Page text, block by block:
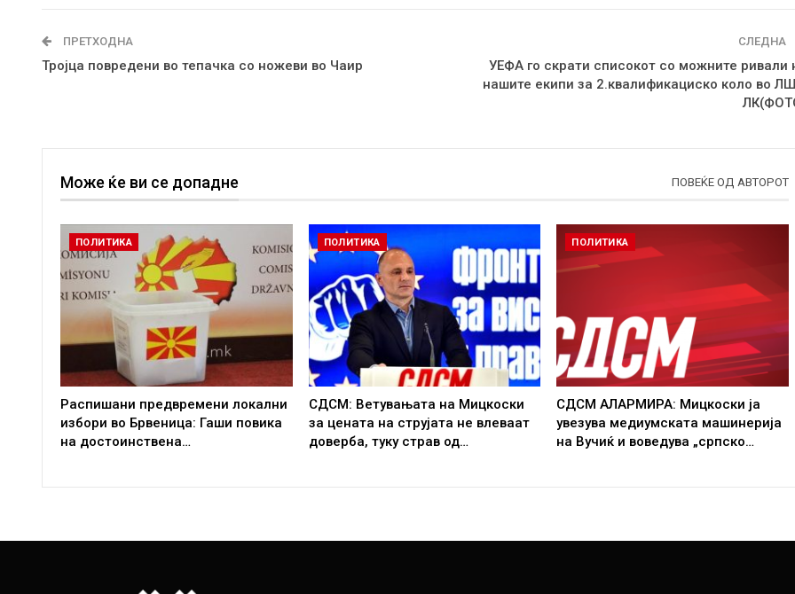
ПРЕТХОДНА
Тројца повредени во тепачка со ножеви во Чаир
СЛЕДНА
УЕФА го скрати списокот со можните ривали
нашите екипи за 2.квалификациско коло во
Може ќе ви се допадне ПОВЕЌЕ ОД АВТОРОТ
ПОЛИТИКА
Распишани предвремени локални
избори во Брвеница: Гаши повика
на достоинствена…
ПОЛИТИКА
СДСМ: Ветувањата на Мицкоски
за цената на струјата не влеваат
доверба, туку страв од…
ПОЛИТИКА
СДСМ АЛАРМИРА: Мицкоски ја
увезува медиумската машинерија
на Вучиќ и воведува „српско…